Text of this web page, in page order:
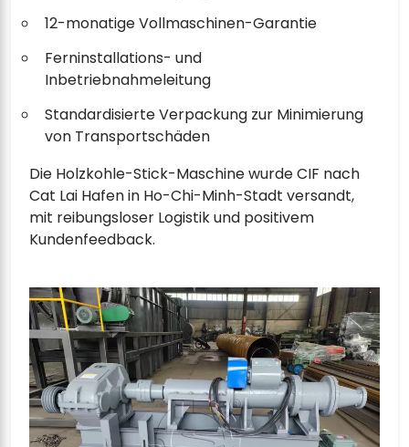
12-monatige Vollmaschinen-Garantie
Ferninstallations- und
Inbetriebnahmeleitung
Standardisierte Verpackung zur Minimierung
von Transportschäden
Die Holzkohle-Stick-Maschine wurde CIF nach
Cat Lai Hafen in Ho-Chi-Minh-Stadt versandt,
mit reibungsloser Logistik und positivem
Kundenfeedback.